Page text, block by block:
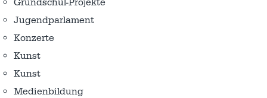
Jugendparlament
Konzerte
Kunst
Kunst
Medienbildung